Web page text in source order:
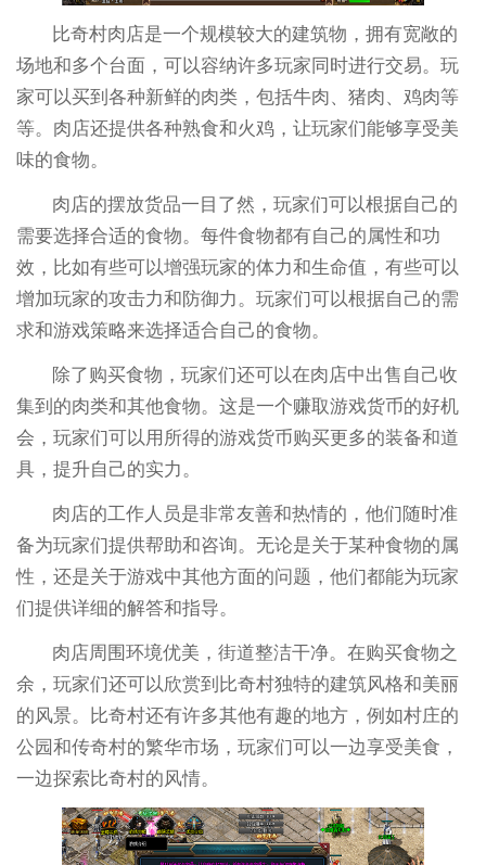
比奇村肉店是一个规模较大的建筑物，拥有宽敞的
场地和多个台面，可以容纳许多玩家同时进行交易。玩
家可以买到各种新鲜的肉类，包括牛肉、猪肉、鸡肉等
等。肉店还提供各种熟食和火鸡，让玩家们能够享受美
味的食物。
肉店的摆放货品一目了然，玩家们可以根据自己的
需要选择合适的食物。每件食物都有自己的属性和功
效，比如有些可以增强玩家的体力和生命值，有些可以
增加玩家的攻击力和防御力。玩家们可以根据自己的需
求和游戏策略来选择适合自己的食物。
除了购买食物，玩家们还可以在肉店中出售自己收
集到的肉类和其他食物。这是一个赚取游戏货币的好机
会，玩家们可以用所得的游戏货币购买更多的装备和道
具，提升自己的实力。
肉店的工作人员是非常友善和热情的，他们随时准
备为玩家们提供帮助和咨询。无论是关于某种食物的属
性，还是关于游戏中其他方面的问题，他们都能为玩家
们提供详细的解答和指导。
肉店周围环境优美，街道整洁干净。在购买食物之
余，玩家们还可以欣赏到比奇村独特的建筑风格和美丽
的风景。比奇村还有许多其他有趣的地方，例如村庄的
公园和传奇村的繁华市场，玩家们可以一边享受美食，
一边探索比奇村的风情。